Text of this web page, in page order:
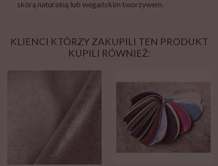
skórą naturalną lub wegańskim tworzywem.
KLIENCI KTÓRZY ZAKUPILI TEN PRODUKT
KUPILI RÓWNIEŻ: